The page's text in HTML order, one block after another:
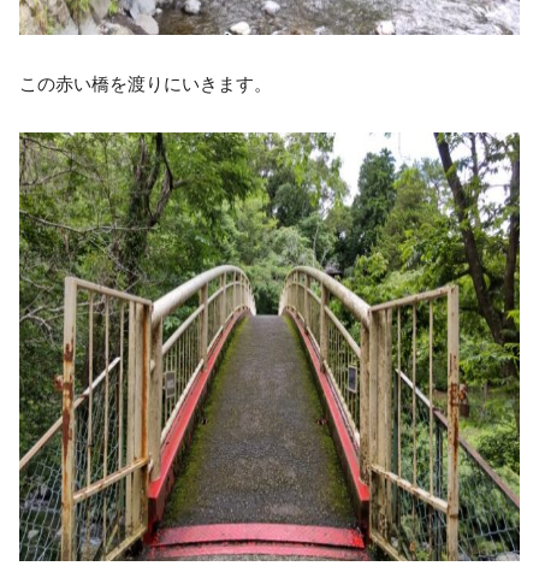
この赤い橋を渡りにいきます。